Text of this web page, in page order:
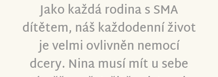
Jako každá rodina s SMA
dítětem, náš každodenní život
je velmi ovlivněn nemocí
dcery. Nina musí mít u sebe